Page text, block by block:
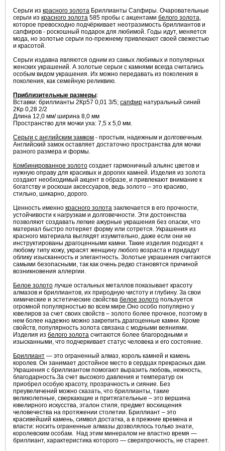
Серьги из красного золота Бриллианты Сапфиры. Очаровательные
серьги из красного золота 585 пробы с акцентами белого золота,
которое превосходно подчёркивает неотразимость бриллиантов и
сапфиров - роскошный подарок для любимой. Годы идут, меняется
мода, но золотые серьги по-прежнему привлекают своей свежестью
и красотой.
Серьги издавна являются одним из самых любимых и популярных
женских украшений. А золотые серьги с камнями всегда считались
особым видом украшения. Их можно передавать из поколения в
поколения, как семейную реликвию.
Приблизительные размеры:
Вставки: бриллианты 2Кр57 0,01 3/5; сапфир натуральный синий
2Кр 0,28 2/2
Длина 12,0 мм/ ширина 8,0 мм
Пространство для мочки уха: 7,5 х 5,0 мм.
Серьги с английским замком - простым, надежным и долговечным.
Английский замок оставляет достаточно пространства для мочки
разного размера и формы.
Комбинированное золото создает гармоничный альянс цветов и
нужную оправу для красивых и дорогих камней. Изделия из золота
создают необходимый акцент в образе, и привлекают внимание к
богатству и роскоши аксессуаров, ведь золото – это красиво,
стильно, шикарно, дорого.
Ценность именно красного золота заключается в его прочности,
устойчивости к нагрузкам и долговечности. Эти достоинства
позволяют создавать легкие ажурные украшения без опаски, что
материал быстро потеряет форму или сотрется. Украшения из
красного материала выглядят изумительно, даже если они не
инструктированы драгоценными камни. Такие изделия подходят к
любому типу кожу, украсят женщину любого возраста и придадут
облику изысканность и элегантность. Золотые украшения считаются
самыми безопасными, так как очень редко становятся причиной
возникновения аллергии.
Белое золото лучше остальных металлов показывает красоту
алмазов и бриллиантов, их природную чистоту и глубину. За свои
химические и эстетические свойства белое золото пользуется
огромной популярностью во всем мире.Оно особо популярно у
ювелиров за счет своих свойств – золото более прочное, поэтому в
нем более надежно можно закрепить драгоценные камни. Кроме
свойств, популярность золота связана с модными веяниями.
Изделия из белого золота считаются более благородными и
изысканными, что подчеркивает статус человека и его состояние.
Бриллиант — это ограненный алмаз, король камней и камень
королев. Он занимает достойное место в сердцах прекрасных дам.
Украшения с бриллиантом помогают выразить любовь, нежность,
благодарность.За счет высокого давления и температур он
приобрел особую красоту, прозрачность и сияние. Без
преувеличений можно сказать, что бриллианты, такие
великолепные, сверкающие и притягательные – это вершина
ювелирного искусства, эталон стиля, предмет восхищения
человечества на протяжении столетии. Бриллиант – это
красивейший камень, символ достатка, а в прежние времена и
власти: носить ограненные алмазы дозволялось только знати,
королевским особам. Над этим минералом не властно время —
бриллиант, характеристика которого — сверхпрочность, не стареет.